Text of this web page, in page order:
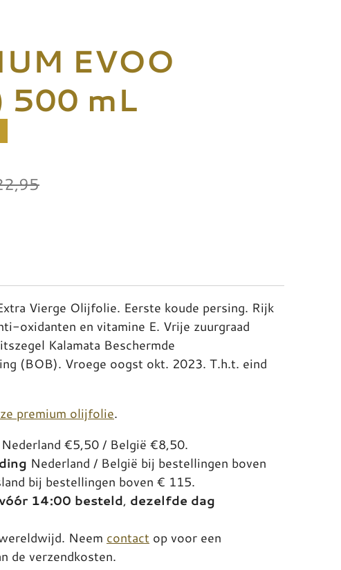
EVOO
500 mL
Vierge Olijfolie. Eerste koude persing. Rijk
oxidanten en vitamine E. Vrije zuurgraad
Kalamata Beschermde
(BOB). Vroege oogst okt. 2023. T.h.t. eind
premium olijfolie.
€5,50 / België €8,50.
Nederland / België bij bestellingen boven
bij bestellingen boven € 115.
14:00 besteld, dezelfde dag
Neem contact op voor een
de verzendkosten.